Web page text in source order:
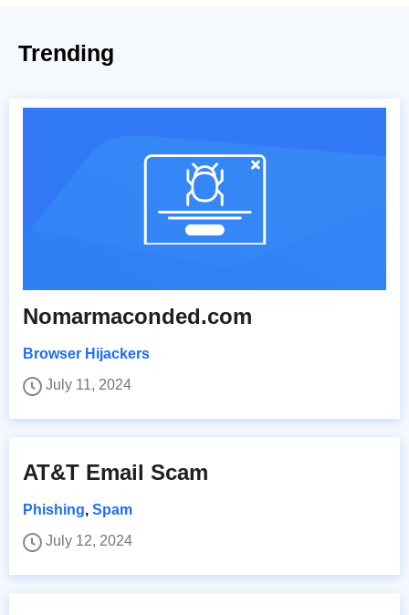
Trending
Nomarmaconded.com
Browser Hijackers
July 11, 2024
AT&T Email Scam
Phishing, Spam
July 12, 2024